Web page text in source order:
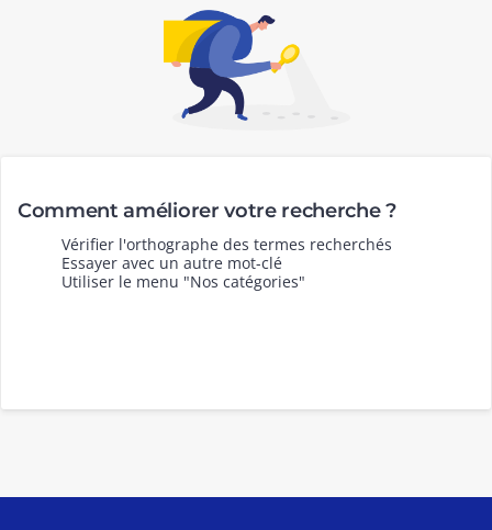
Comment améliorer votre recherche ?
Vérifier l'orthographe des termes recherchés
Essayer avec un autre mot-clé
Utiliser le menu "Nos catégories"